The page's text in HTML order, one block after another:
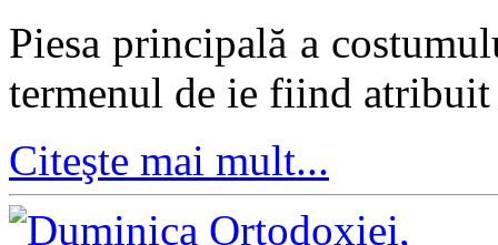
Piesa principală a
termenul de ie fiind
Citeşte mai mult...